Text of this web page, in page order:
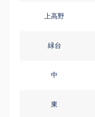
上高野
緑台
中
東